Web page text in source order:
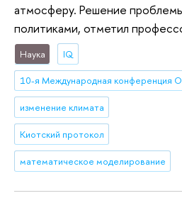
атмосферу. Решение
политиками, отметил
Наука IQ
изменение климата
Киотский протокол
математическое моделирование